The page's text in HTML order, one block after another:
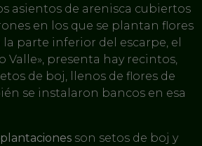
asientos de arenisca cubiertos
en los que se plantan flores
parte inferior del escarpe, el
Valle», presenta hay recintos,
de boj, llenos de flores de
se instalaron bancos en esa
plantaciones son setos de boj y